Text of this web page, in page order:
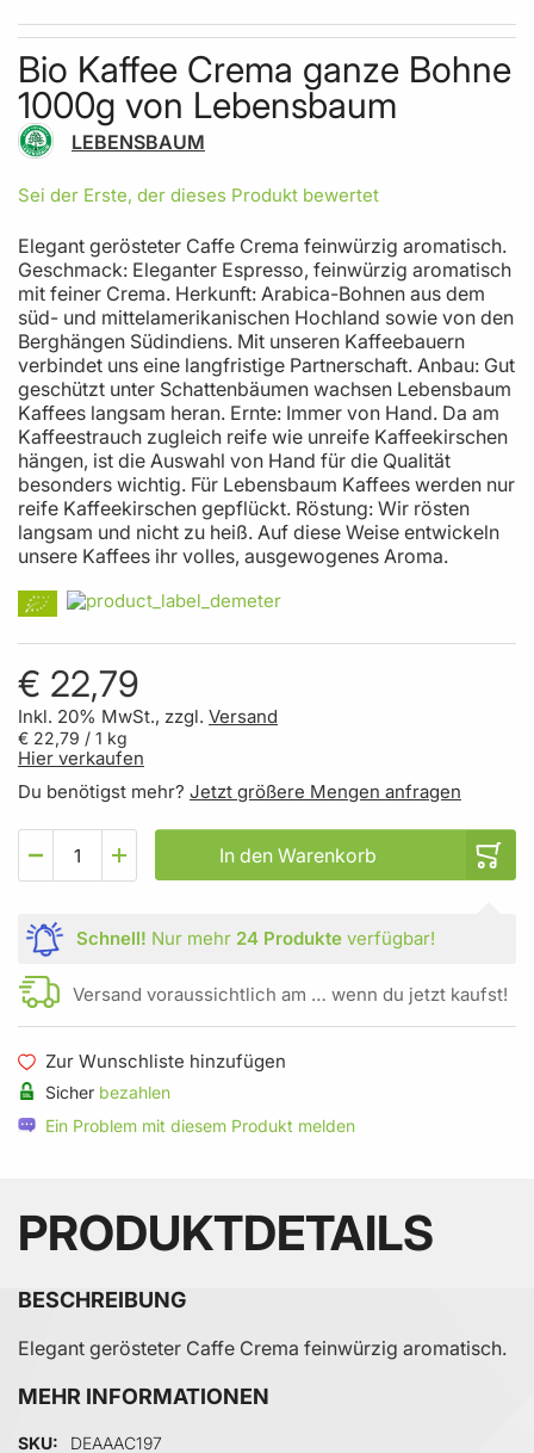
Skip to the beginning of the images gallery
Bio Kaffee Crema ganze Bohne
1000g von Lebensbaum
LEBENSBAUM
Sei der Erste, der dieses Produkt bewertet
Elegant gerösteter Caffe Crema feinwürzig aromatisch.
Geschmack: Eleganter Espresso, feinwürzig aromatisch
mit feiner Crema. Herkunft: Arabica-Bohnen aus dem
süd- und mittelamerikanischen Hochland sowie von den
Berghängen Südindiens. Mit unseren Kaffeebauern
verbindet uns eine langfristige Partnerschaft. Anbau: Gut
geschützt unter Schattenbäumen wachsen Lebensbaum
Kaffees langsam heran. Ernte: Immer von Hand. Da am
Kaffeestrauch zugleich reife wie unreife Kaffeekirschen
hängen, ist die Auswahl von Hand für die Qualität
besonders wichtig. Für Lebensbaum Kaffees werden nur
reife Kaffeekirschen gepflückt. Röstung: Wir rösten
langsam und nicht zu heiß. Auf diese Weise entwickeln
unsere Kaffees ihr volles, ausgewogenes Aroma.
€ 22,79
Inkl. 20% MwSt., zzgl. Versand
€ 22,79 / 1 kg
Hier verkaufen
Du benötigst mehr? Jetzt größere Mengen anfragen
In den Warenkorb
Schnell! Nur mehr 24 Produkteverfügbar!
Versand voraussichtlich am … wenn du jetzt kaufst!
Zur Wunschliste hinzufügen
Sicher bezahlen
Ein Problem mit diesem Produkt melden
PRODUKTDETAILS
BESCHREIBUNG
Elegant gerösteter Caffe Crema feinwürzig aromatisch.
MEHR INFORMATIONEN
Mehr Informationen
SKU
DEAAAC197